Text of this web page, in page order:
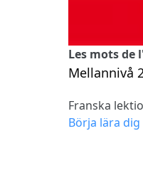
Les mots de
Mellannivå
Franska
Börja lära